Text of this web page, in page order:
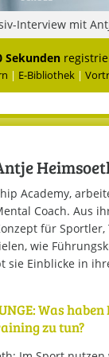
NEWSLETTER
informieren
LOUNGE.
ANMELDUNG
Interview mit
Sekunden
| E-Bibliothek |
Academy,
Coach. Aus
für Sportler,
wie
sie Einblicke in
Was
zu tun?